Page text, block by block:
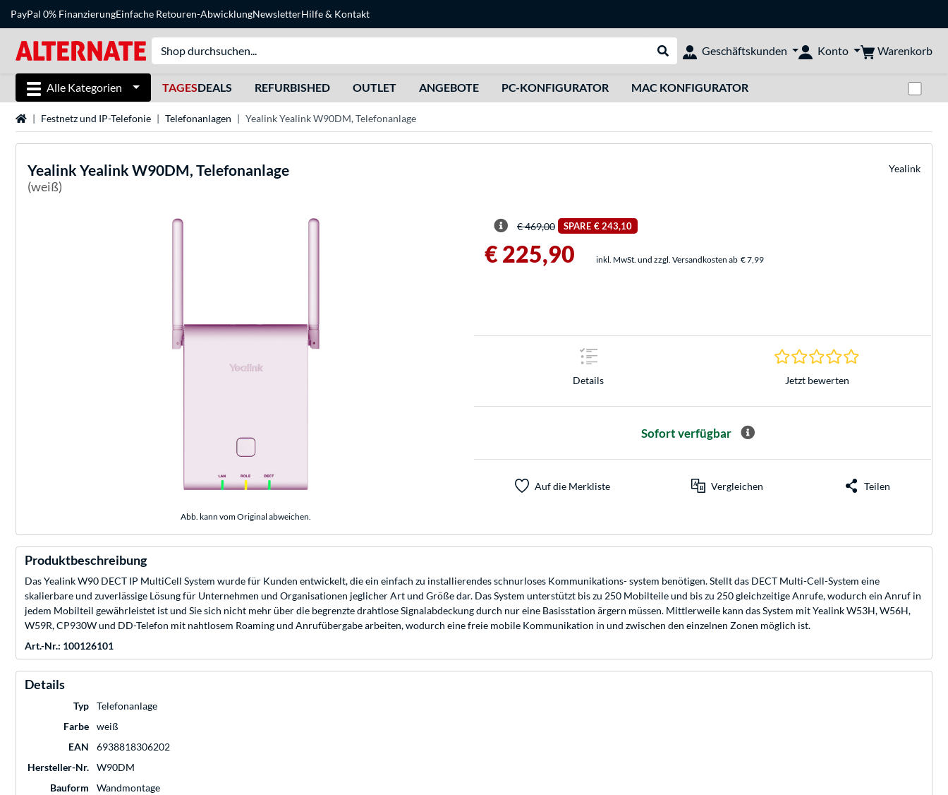
PayPal 0% FinanzierungEinfache Retouren-AbwicklungNewsletterHilfe& Kontakt
Suche durchführen
Geschäftskunden Konto Warenkorb
Alle Kategorien TAGESDEALS REFURBISHED OUTLET ANGEBOTE PC-KONFIGURATOR MAC KONFIGURATOR
StartseiteFestnetz und IP-Telefonie Telefonanlagen Yealink Yealink W90DM, Telefonanlage
Yealink Yealink W90DM, Telefonanlage
(weiß)
Yealink
Abb. kann vom Original abweichen.
€ 469,00 SPARE € 243,10
€ 225,90 inkl. MwSt. und zzgl. Versandkosten ab € 7,99
Details
0.0 Sterne bei 0
Jetzt bewerten
Sofort verfügbar
Auf die Merkliste Vergleichen Teilen
Produktbeschreibung
Das Yealink W90 DECT IP MultiCell System wurde für Kunden entwickelt, die ein einfach zu installierendes schnurloses Kommunikations- system benötigen. Stellt das DECT Multi-Cell-System eine
skalierbare und zuverlässige Lösung für Unternehmen und Organisationen jeglicher Art und Größe dar. Das System unterstützt bis zu 250 Mobilteile und bis zu 250 gleichzeitige Anrufe, wodurch ein Anruf in
jedem Mobilteil gewährleistet ist und Sie sich nicht mehr über die begrenzte drahtlose Signalabdeckung durch nur eine Basisstation ärgern müssen. Mittlerweile kann das System mit Yealink W53H, W56H,
W59R, CP930W und DD-Telefon mit nahtlosem Roaming und Anrufübergabe arbeiten, wodurch eine freie mobile Kommunikation in und zwischen den einzelnen Zonen möglich ist.
Art.-Nr.: 100126101
Details
Typ
Telefonanlage
Farbe
weiß
EAN
6938818306202
Hersteller-Nr.
W90DM
Bauform
Wandmontage